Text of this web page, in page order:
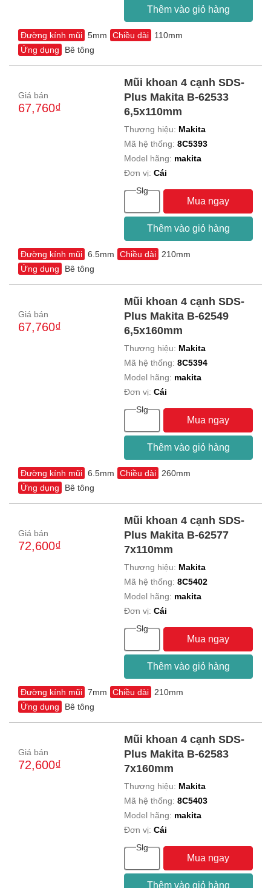
Thêm vào giỏ hàng
Đường kính mũi 5mm Chiều dài
110mm
Ứng dụng
Bê tông
Giá bán
67,760₫
Mũi khoan 4 cạnh SDS-
Plus Makita B-62533
6,5x110mm
Thương hiệu: Makita
Mã hệ thống:8C5393
Model hãng: makita
Đơn vị:Cái
Slg
Mua ngay
Thêm vào giỏ hàng
Đường kính mũi 6.5mm Chiều dài
210mm
Ứng dụng
Bê tông
Giá bán
67,760₫
Mũi khoan 4 cạnh SDS-
Plus Makita B-62549
6,5x160mm
Thương hiệu: Makita
Mã hệ thống:8C5394
Model hãng: makita
Đơn vị:Cái
Slg
Mua ngay
Thêm vào giỏ hàng
Đường kính mũi 6.5mm Chiều dài
260mm
Ứng dụng
Bê tông
Giá bán
72,600₫
Mũi khoan 4 cạnh SDS-
Plus Makita B-62577
7x110mm
Thương hiệu: Makita
Mã hệ thống:8C5402
Model hãng: makita
Đơn vị:Cái
Slg
Mua ngay
Thêm vào giỏ hàng
Đường kính mũi 7mm Chiều dài
210mm
Ứng dụng
Bê tông
Giá bán
72,600₫
Mũi khoan 4 cạnh SDS-
Plus Makita B-62583
7x160mm
Thương hiệu: Makita
Mã hệ thống:8C5403
Model hãng: makita
Đơn vị:Cái
Slg
Mua ngay
Thêm vào giỏ hàng